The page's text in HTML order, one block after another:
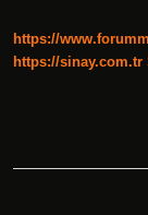
https://
https://sinay.com.tr